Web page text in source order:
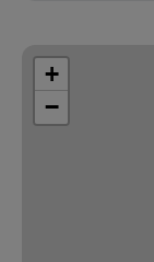
+
−